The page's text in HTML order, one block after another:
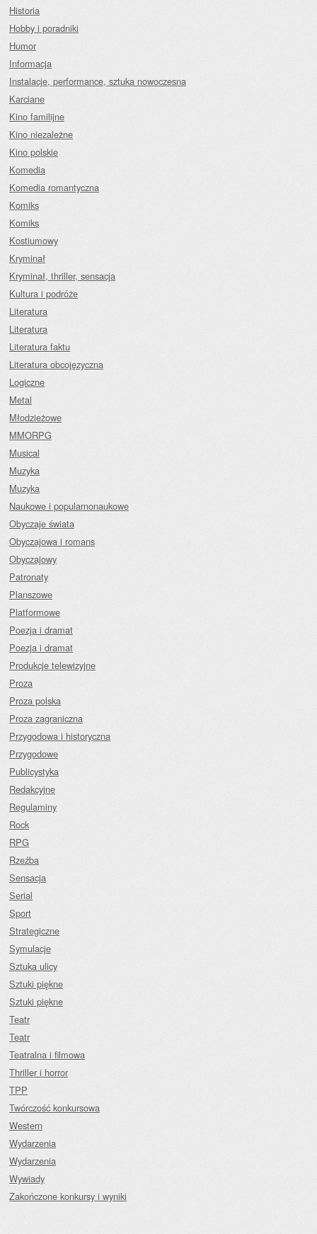
Historia
Hobby i poradniki
Humor
Informacja
Instalacje, performance, sztuka nowoczesna
Karciane
Kino familijne
Kino niezależne
Kino polskie
Komedia
Komedia romantyczna
Komiks
Komiks
Kostiumowy
Kryminał
Kryminał, thriller, sensacja
Kultura i podróże
Literatura
Literatura
Literatura faktu
Literatura obcojęzyczna
Logiczne
Metal
Młodzieżowe
MMORPG
Musical
Muzyka
Muzyka
Naukowe i popularnonaukowe
Obyczaje świata
Obyczajowa i romans
Obyczajowy
Patronaty
Planszowe
Platformowe
Poezja i dramat
Poezja i dramat
Produkcje telewizyjne
Proza
Proza polska
Proza zagraniczna
Przygodowa i historyczna
Przygodowe
Publicystyka
Redakcyjne
Regulaminy
Rock
RPG
Rzeźba
Sensacja
Serial
Sport
Strategiczne
Symulacje
Sztuka ulicy
Sztuki piękne
Sztuki piękne
Teatr
Teatr
Teatralna i filmowa
Thriller i horror
TPP
Twórczość konkursowa
Western
Wydarzenia
Wydarzenia
Wywiady
Zakończone konkursy i wyniki